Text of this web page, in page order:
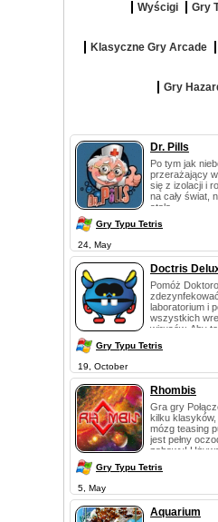
Wyścigi Gry
Klasyczne Gry Arcade
Gry
Dr. Pills
Po tym jak
przerażający
się z izolacji i
na cały świat,
stała...
Gry Typu Tetris
24, May
Doctris
Pomóż
laboratorium i
wszystkich
wirusów. Aby
Gry Typu Tetris
19, October
Rhombis
Gra gry
kilku
mózg teasing
jest pełny
zabawy!
Gry Typu Tetris
5, May
Aquarium